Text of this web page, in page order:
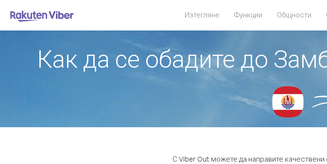
Изтегляне Функции Общности
Как да се обадите до
С Viber Out можете да направите